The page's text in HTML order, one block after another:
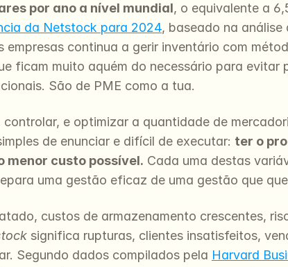
por ano a nível mundial, o equivalente a
da Netstock para 2024, baseado na análise
continua a gerir inventário com
ficam muito aquém do necessário para evitar
São de PME como a tua.
controlar, e optimizar a quantidade de
de enunciar e difícil de executar: ter o
menor custo possível. Cada uma destas
uma gestão eficaz de uma gestão que
custos de armazenamento crescentes,
significa rupturas, clientes insatisfeitos,
Segundo dados compilados pela Harvard